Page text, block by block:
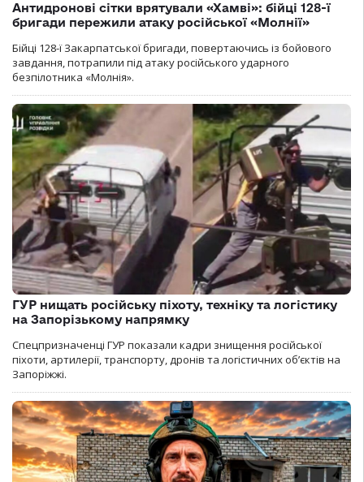
Антидронові сітки врятували «Хамві»: бійці 128-ї
бригади пережили атаку російської «Молнії»
Бійці 128-ї Закарпатської бригади, повертаючись із бойового
завдання, потрапили під атаку російського ударного
безпілотника «Молнія».
ГУР нищать російську піхоту, техніку та логістику
на Запорізькому напрямку
Спецпризначенці ГУР показали кадри знищення російської
піхоти, артилерії, транспорту, дронів та логістичних об’єктів на
Запоріжжі.